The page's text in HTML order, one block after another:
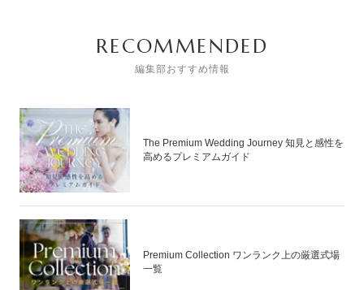
RECOMMENDED
編集部おすすめ情報
The Premium Wedding Journey 知見と感性を
高めるプレミアムガイド
Premium Collection ワンランク上の厳選式場
一覧